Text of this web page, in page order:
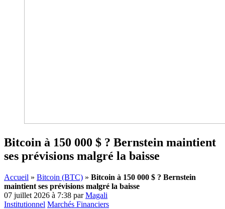
Bitcoin à 150 000 $ ? Bernstein maintient
ses prévisions malgré la baisse
Accueil » Bitcoin (BTC) » Bitcoin à 150 000 $ ? Bernstein
maintient ses prévisions malgré la baisse
07 juillet 2026 à 7:38 parMagali
Institutionnel Marchés Financiers